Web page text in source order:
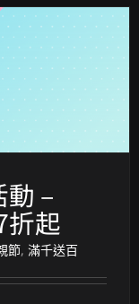
–
起
節, 滿千送百